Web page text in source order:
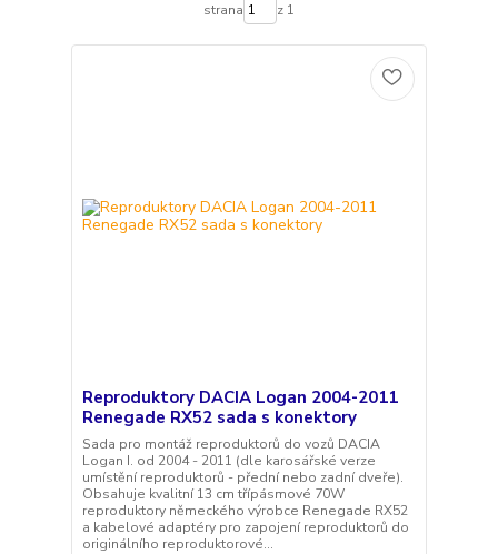
strana z 1
Reproduktory DACIA Logan 2004-2011
Renegade RX52 sada s konektory
Sada pro montáž reproduktorů do vozů DACIA
Logan I. od 2004 - 2011 (dle karosářské verze
umístění reproduktorů - přední nebo zadní dveře).
Obsahuje kvalitní 13 cm třípásmové 70W
reproduktory německého výrobce Renegade RX52
a kabelové adaptéry pro zapojení reproduktorů do
originálního reproduktorové...